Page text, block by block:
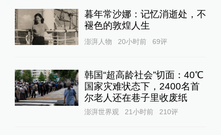
暮年常沙娜：记忆消逝处，不
褪色的敦煌人生
澎湃人物 20小时前 69评
韩国“超高龄社会”切面：40℃
国家灾难状态下，2400名首
尔老人还在巷子里收废纸
澎湃世界观 21小时前 210评